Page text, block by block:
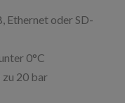
Ethernet oder SD-
0°C
20 bar